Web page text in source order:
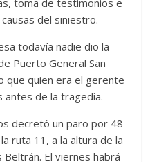
toma de testimonios e
del siniestro.
todavía nadie dio la
Puerto General San
que quien era el gerente
antes de la tragedia.
decretó un paro por 48
ruta 11, a la altura de la
Beltrán. El viernes habrá